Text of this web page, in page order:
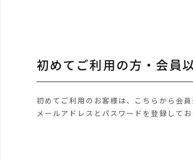
初めてご利用の方・会員
初めてご利用のお客様は、こちらから会員
メールアドレスとパスワードを登録して